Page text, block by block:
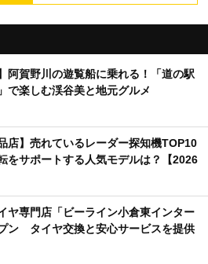
阿賀野川の遊覧船に乗れる！「道の駅
で楽しむ渓谷美と地元グルメ
店】売れているレーダー探知機TOP10
をサポートする人気モデルは？【2026
ヤ専門店「ビーライン小倉東インター
ン タイヤ交換と安心サービスを提供